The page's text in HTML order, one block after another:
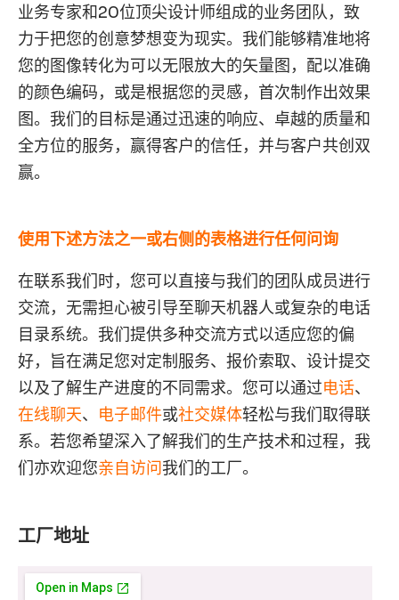
业务专家和20位顶尖设计师组成的业务团队，致
力于把您的创意梦想变为现实。我们能够精准地将
您的图像转化为可以无限放大的矢量图，配以准确
的颜色编码，或是根据您的灵感，首次制作出效果
图。我们的目标是通过迅速的响应、卓越的质量和
全方位的服务，赢得客户的信任，并与客户共创双
赢。
使用下述方法之一或右侧的表格进行任何问询
在联系我们时，您可以直接与我们的团队成员进行
交流，无需担心被引导至聊天机器人或复杂的电话
目录系统。我们提供多种交流方式以适应您的偏
好，旨在满足您对定制服务、报价索取、设计提交
以及了解生产进度的不同需求。您可以通过电话、
在线聊天、 电子邮件或社交媒体轻松与我们取得联
系。若您希望深入了解我们的生产技术和过程，我
们亦欢迎您亲自访问我们的工厂。
工厂地址